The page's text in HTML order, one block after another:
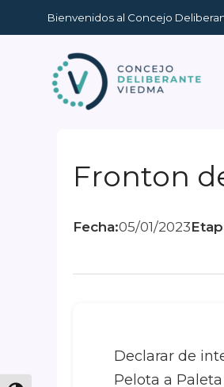
al
contenido
Bienvenidos al Concejo
Fronton
Fecha:05/01/2023
Declarar de
Pelota a